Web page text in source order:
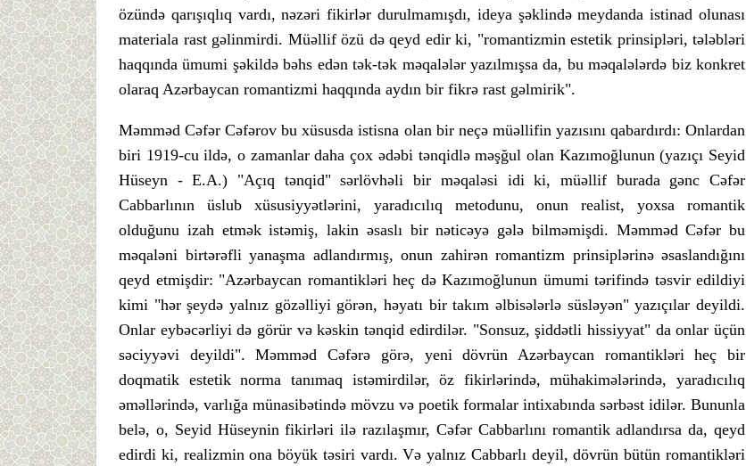
özündə qarışıqlıq vardı, nəzəri fikirlər durulmamışdı, ideya şəklində meydanda istinad olunası
materiala rast gəlinmirdi. Müəllif özü də qeyd edir ki, "romantizmin estetik prinsipləri, tələbləri
haqqında ümumi şəkildə bəhs edən tək-tək məqalələr yazılmışsa da, bu məqalələrdə biz konkret
olaraq Azərbaycan romantizmi haqqında aydın bir fikrə rast gəlmirik".
Məmməd Cəfər Cəfərov bu xüsusda istisna olan bir neçə müəllifin yazısını qabardırdı: Onlardan
biri 1919-cu ildə, o zamanlar daha çox ədəbi tənqidlə məşğul olan Kazımoğlunun (yazıçı Seyid
Hüseyn - E.A.) "Açıq tənqid" sərlövhəli bir məqaləsi idi ki, müəllif burada gənc Cəfər
Cabbarlının üslub xüsusiyyətlərini, yaradıcılıq metodunu, onun realist, yoxsa romantik
olduğunu izah etmək istəmiş, lakin əsaslı bir nəticəyə gələ bilməmişdi. Məmməd Cəfər bu
məqaləni birtərəfli yanaşma adlandırmış, onun zahirən romantizm prinsiplərinə əsaslandığını
qeyd etmişdir: "Azərbaycan romantikləri heç də Kazımoğlunun ümumi tərifində təsvir edildiyi
kimi "hər şeydə yalnız gözəlliyi görən, həyatı bir takım əlbisələrlə süsləyən" yazıçılar deyildi.
Onlar eybəcərliyi də görür və kəskin tənqid edirdilər. "Sonsuz, şiddətli hissiyyat" da onlar üçün
səciyyəvi deyildi". Məmməd Cəfərə görə, yeni dövrün Azərbaycan romantikləri heç bir
doqmatik estetik norma tanımaq istəmirdilər, öz fikirlərində, mühakimələrində, yaradıcılıq
əməllərində, varlığa münasibətində mövzu və poetik formalar intixabında sərbəst idilər. Bununla
belə, o, Seyid Hüseynin fikirləri ilə razılaşmır, Cəfər Cabbarlını romantik adlandırsa da, qeyd
edirdi ki, realizmin ona böyük təsiri vardı. Və yalnız Cabbarlı deyil, dövrün bütün romantikləri